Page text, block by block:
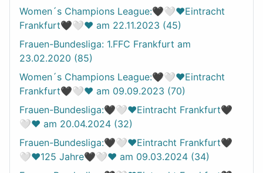
Women´s Champions League:🖤🤍❤️Eintracht
Frankfurt🖤🤍❤️ am 22.11.2023 (45)
Frauen-Bundesliga: 1.FFC Frankfurt am
23.02.2020 (85)
Women´s Champions League:🖤🤍❤️Eintracht
Frankfurt🖤🤍❤️ am 09.09.2023 (70)
Frauen-Bundesliga:🖤🤍❤️Eintracht Frankfurt🖤
🤍❤️ am 20.04.2024 (32)
Frauen-Bundesliga:🖤🤍❤️Eintracht Frankfurt🖤
🤍❤️125 Jahre🖤🤍❤️ am 09.03.2024 (34)